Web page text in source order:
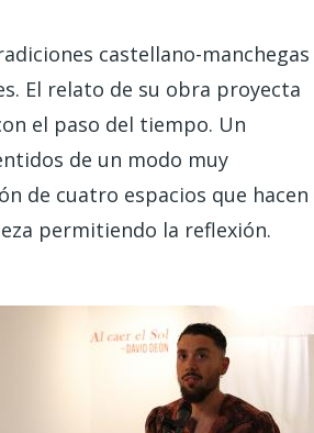
castellano-manchegas
El relato de su obra proyecta
el paso del tiempo. Un
de un modo muy
de cuatro espacios que hacen
permitiendo la reflexión.